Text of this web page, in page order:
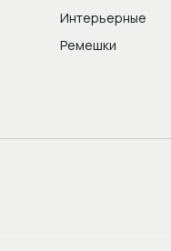
Интерьерные
Ремешки